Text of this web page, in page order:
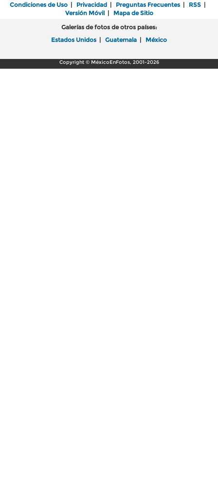
Condiciones de Uso | Privacidad | Preguntas Frecuentes | RSS |
Versión Móvil| Mapa de Sitio
Galerías de fotos de otros países:
Estados Unidos | Guatemala | México
Copyright © MéxicoEnFotos, 2001-2026